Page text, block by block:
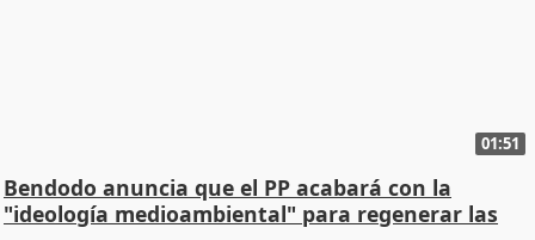
01:51
Bendodo anuncia que el PP acabará con la
"ideología medioambiental" para regenerar las